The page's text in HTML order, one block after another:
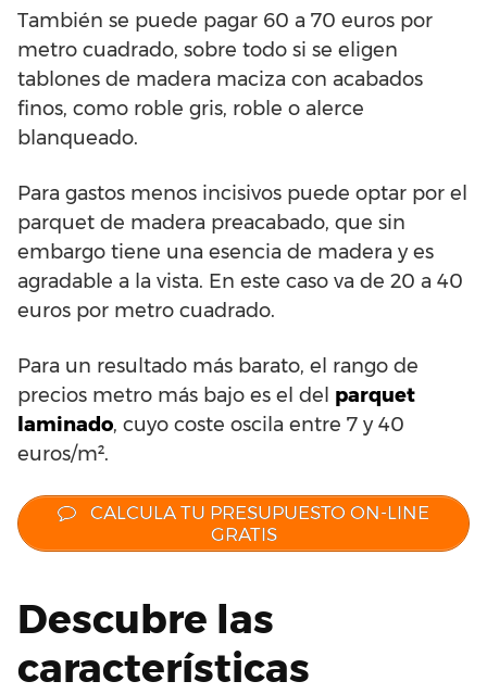
También se puede pagar 60 a 70 euros por
metro cuadrado, sobre todo si se eligen
tablones de madera maciza con acabados
finos, como roble gris, roble o alerce
blanqueado.
Para gastos menos incisivos puede optar por el
parquet de madera preacabado, que sin
embargo tiene una esencia de madera y es
agradable a la vista. En este caso va de 20 a 40
euros por metro cuadrado.
Para un resultado más barato, el rango de
precios metro más bajo es el del parquet
laminado, cuyo coste oscila entre 7 y 40
euros/m².
CALCULA TU PRESUPUESTO ON-LINE
GRATIS
Descubre las
características